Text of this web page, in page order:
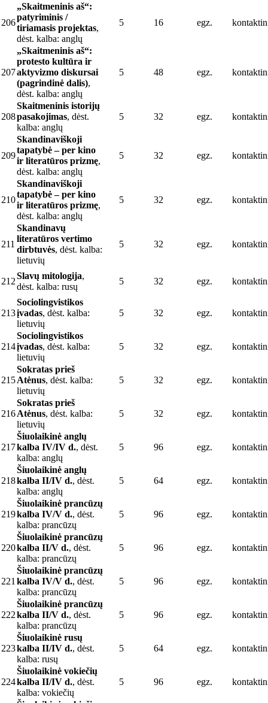
206
„Skaitmeninis aš“:
patyriminis /
tiriamasis projektas,
dėst. kalba: anglų
5 16 egz.
207
„Skaitmeninis aš“:
protesto kultūra ir
aktyvizmo diskursai
(pagrindinė dalis),
dėst. kalba: anglų
5 48 egz.
208
Skaitmeninis istorijų
pasakojimas, dėst.
kalba: anglų
5 32 egz.
209
Skandinaviškoji
tapatybė – per kino
ir literatūros prizmę,
dėst. kalba: anglų
5 32 egz.
210
Skandinaviškoji
tapatybė – per kino
ir literatūros prizmę,
dėst. kalba: anglų
5 32 egz.
211
Skandinavų
literatūros vertimo
dirbtuvės, dėst. kalba:
lietuvių
5 32 egz.
212
Slavų mitologija,
dėst. kalba: rusų
5 32 egz.
213
Sociolingvistikos
įvadas, dėst. kalba:
lietuvių
5 32 egz.
214
Sociolingvistikos
įvadas, dėst. kalba:
lietuvių
5 32 egz.
215
Sokratas prieš
Atėnus, dėst. kalba:
lietuvių
5 32 egz.
216
Sokratas prieš
Atėnus, dėst. kalba:
lietuvių
5 32 egz.
217
Šiuolaikinė anglų
kalba IV/IV d., dėst.
kalba: anglų
5 96 egz.
218
Šiuolaikinė anglų
kalba II/IV d., dėst.
kalba: anglų
5 64 egz.
219
Šiuolaikinė prancūzų
kalba IV/V d., dėst.
kalba: prancūzų
5 96 egz.
220
Šiuolaikinė prancūzų
kalba II/V d., dėst.
kalba: prancūzų
5 96 egz.
221
Šiuolaikinė prancūzų
kalba IV/V d., dėst.
kalba: prancūzų
5 96 egz.
222
Šiuolaikinė prancūzų
kalba II/V d., dėst.
kalba: prancūzų
5 96 egz.
223
Šiuolaikinė rusų
kalba II/IV d., dėst.
kalba: rusų
5 64 egz.
224
Šiuolaikinė vokiečių
kalba II/IV d., dėst.
kalba: vokiečių
5 96 egz.